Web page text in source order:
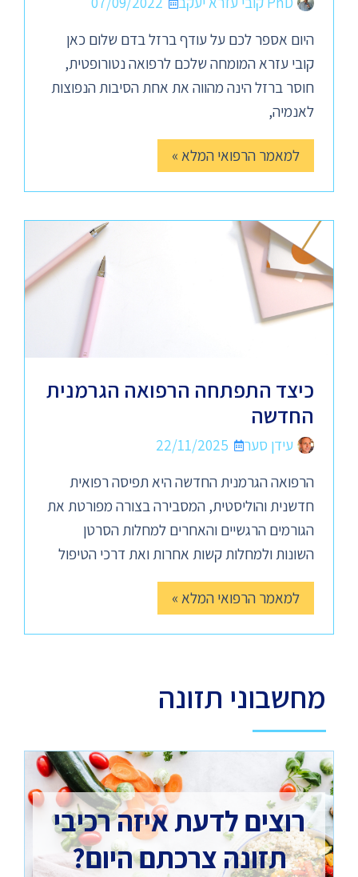
היום אספר לכם על עודף ברזל בדם שלום כאן
קובי עזרא המומחה שלכם לרפואה נטורופטית,
חוסר ברזל הינה מהווה את אחת הסיבות הנפוצות
לאנמיה,
למאמר הרפואי המלא »
כיצד התפתחה הרפואה הגרמנית
החדשה
עידן סער
22/11/2025
הרפואה הגרמנית החדשה היא תפיסה רפואית
חדשנית והוליסטית, המסבירה בצורה מפורטת את
הגורמים הרגשיים והאחרים למחלות הסרטן
השונות ולמחלות קשות אחרות ואת דרכי הטיפול
למאמר הרפואי המלא »
מחשבוני תזונה
רוצים לדעת איזה רכיבי
תזונה צרכתם היום?